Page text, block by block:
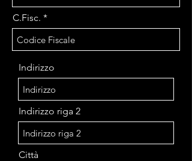
C.Fisc.
Indirizzo
Indirizzo riga 2
Città